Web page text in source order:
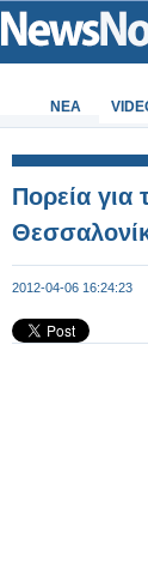
ΝΕΑ
Πορεία για
2012-04-06 16:24:23